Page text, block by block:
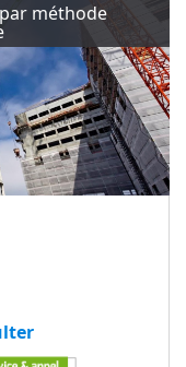
méthode